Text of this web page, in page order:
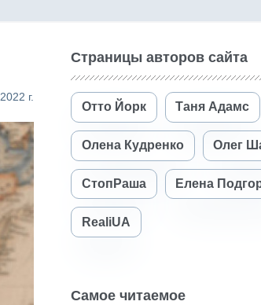
г.
Страницы авторов сайта
Отто Йорк Таня Адамс
Олена Кудренко Олег
СтопРаша Елена
RealiUA
Самое читаемое